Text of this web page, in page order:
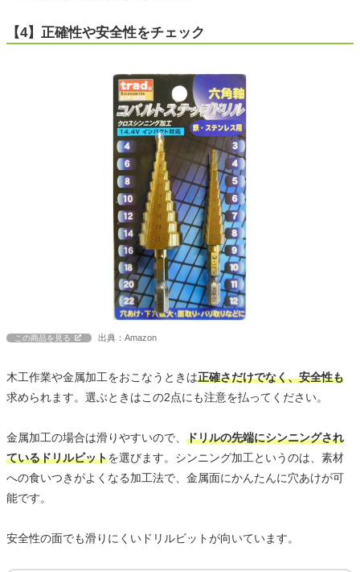
【4】正確性や安全性をチェック
この商品を見る 出典：Amazon
木工作業や金属加工をおこなうときは正確さだけでなく、安全性も
求められます。選ぶときはこの2点にも注意を払ってください。
金属加工の場合は滑りやすいので、 ドリルの先端にシンニングされ
ているドリルビットを選びます。シンニング加工というのは、素材
への食いつきがよくなる加工法で、金属面にかんたんに穴あけが可
能です。
安全性の面でも滑りにくいドリルビットが向いています。